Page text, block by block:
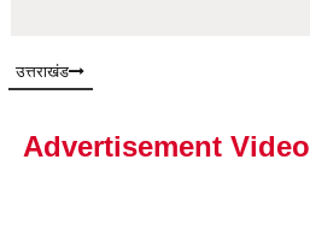
उत्तराखंड
Advertisement Video